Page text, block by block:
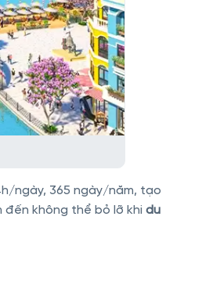
ngày, 365 ngày/năm, tạo
đến không thể bỏ lỡ khi du